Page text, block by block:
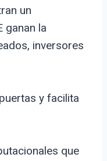
un
ganan la
inversores
y facilita
que